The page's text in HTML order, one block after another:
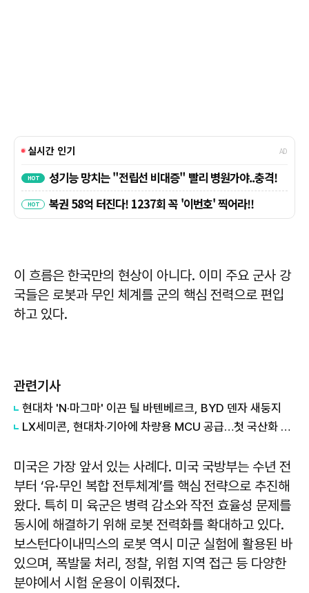
이 흐름은 한국만의 현상이 아니다. 이미 주요 군사 강
국들은 로봇과 무인 체계를 군의 핵심 전력으로 편입
하고 있다.
관련기사
현대차 'N·마그마' 이끈 틸 바텐베르크, BYD 덴자 새둥지
LX세미콘, 현대차·기아에 차량용 MCU 공급…첫 국산화 결실
미국은 가장 앞서 있는 사례다. 미국 국방부는 수년 전
부터 ‘유·무인 복합 전투체계’를 핵심 전략으로 추진해
왔다. 특히 미 육군은 병력 감소와 작전 효율성 문제를
동시에 해결하기 위해 로봇 전력화를 확대하고 있다.
보스턴다이내믹스의 로봇 역시 미군 실험에 활용된 바
있으며, 폭발물 처리, 정찰, 위험 지역 접근 등 다양한
분야에서 시험 운용이 이뤄졌다.